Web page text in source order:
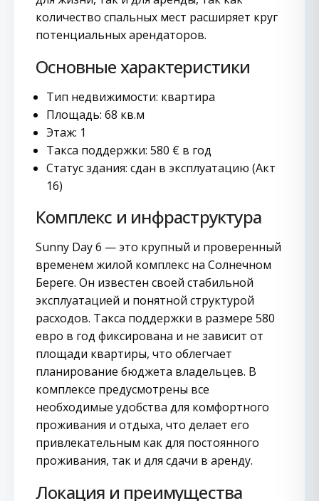
количество спальных мест расширяет круг
потенциальных арендаторов.
Основные характеристики
Тип недвижимости: квартира
Площадь: 68 кв.м
Этаж: 1
Такса поддержки: 580 € в год
Статус здания: сдан в эксплуатацию (Акт
16)
Комплекс и инфраструктура
Sunny Day 6 — это крупный и проверенный
временем жилой комплекс на Солнечном
Береге. Он известен своей стабильной
эксплуатацией и понятной структурой
расходов. Такса поддержки в размере 580
евро в год фиксирована и не зависит от
площади квартиры, что облегчает
планирование бюджета владельцев. В
комплексе предусмотрены все
необходимые удобства для комфортного
проживания и отдыха, что делает его
привлекательным как для постоянного
проживания, так и для сдачи в аренду.
Локация и преимущества